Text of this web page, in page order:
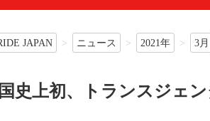
JAPAN ニュース 2021年 3月
史上初、トランスジェ